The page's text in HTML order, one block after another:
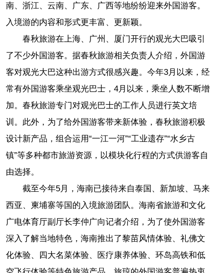
南、浙江、云南、广东、广西等地纷纷迎来外国游客。
入境游的内容和形式更丰富、更新颖。
春秋旅游在上海、广州、厦门开行的观光大巴吸引
了不少外国游客。据春秋旅游相关负责人介绍，外国游
客对观光大巴这种出游方式很感兴趣。今年3月以来，经
常有外国游客乘坐观光巴士，4月以来，乘坐人数不断增
加。春秋旅游专门对观光巴士的工作人员进行英文培
训。此外，为了给外国游客带来新体验，春秋旅游积极
设计新产品，组合运用“一江一河”“工业遗存”“水乡古
镇”等多种都市旅游资源，以模块化行程的方式供游客自
由选择。
截至今年5月，海南已接待来自泰国、新加坡、马来
西亚、柬埔寨等国的入境旅游团队。海南省旅游和文化
广电体育厅副厅长李仲广向记者介绍，为了使外国游客
深入了解当地特色，海南推出了黎苗风情体验、礼佛文
化体验、四大名菜体验、医疗康养体验、环岛高铁和低